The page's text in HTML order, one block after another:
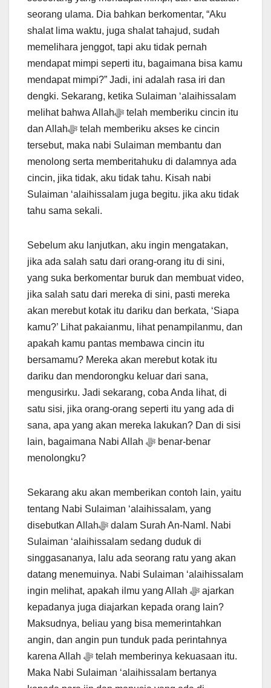
seorang ulama. Dia bahkan berkomentar, “Aku
shalat lima waktu, juga shalat tahajud, sudah
memelihara jenggot, tapi aku tidak pernah
mendapat mimpi seperti itu, bagaimana bisa kamu
mendapat mimpi?” Jadi, ini adalah rasa iri dan
dengki. Sekarang, ketika Sulaiman ‘alaihissalam
melihat bahwa Allahﷻ telah memberiku cincin itu
dan Allahﷻ telah memberiku akses ke cincin
tersebut, maka nabi Sulaiman membantu dan
menolong serta memberitahuku di dalamnya ada
cincin, jika tidak, aku tidak tahu. Kisah nabi
Sulaiman ‘alaihissalam juga begitu. jika aku tidak
tahu sama sekali.
Sebelum aku lanjutkan, aku ingin mengatakan,
jika ada salah satu dari orang-orang itu di sini,
yang suka berkomentar buruk dan membuat video,
jika salah satu dari mereka di sini, pasti mereka
akan merebut kotak itu dariku dan berkata, ‘Siapa
kamu?’ Lihat pakaianmu, lihat penampilanmu, dan
apakah kamu pantas membawa cincin itu
bersamamu? Mereka akan merebut kotak itu
dariku dan mendorongku keluar dari sana,
mengusirku. Jadi sekarang, coba Anda lihat, di
satu sisi, jika orang-orang seperti itu yang ada di
sana, apa yang akan mereka lakukan? Dan di sisi
lain, bagaimana Nabi Allah ﷻ benar-benar
menolongku?
Sekarang aku akan memberikan contoh lain, yaitu
tentang Nabi Sulaiman ‘alaihissalam, yang
disebutkan Allahﷻ dalam Surah An-Naml. Nabi
Sulaiman ‘alaihissalam sedang duduk di
singgasananya, lalu ada seorang ratu yang akan
datang menemuinya. Nabi Sulaiman ‘alaihissalam
ingin melihat, apakah ilmu yang Allah ﷻ ajarkan
kepadanya juga diajarkan kepada orang lain?
Maksudnya, beliau yang bisa memerintahkan
angin, dan angin pun tunduk pada perintahnya
karena Allah ﷻ telah memberinya kekuasaan itu.
Maka Nabi Sulaiman ‘alaihissalam bertanya